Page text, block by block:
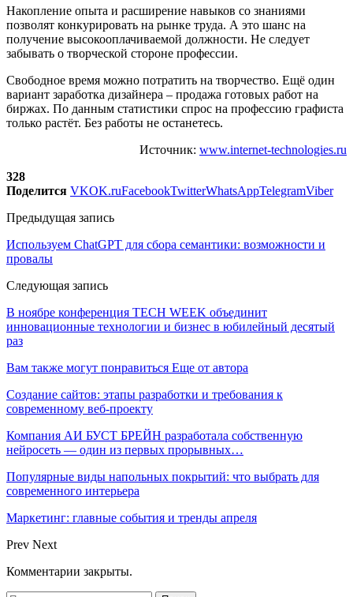
Накопление опыта и расширение навыков со знаниями
позволят конкурировать на рынке труда. А это шанс на
получение высокооплачиваемой должности. Не следует
забывать о творческой стороне профессии.
Свободное время можно потратить на творчество. Ещё один
вариант заработка дизайнера – продажа готовых работ на
биржах. По данным статистики спрос на профессию графиста
только растёт. Без работы не останетесь.
Источник: www.internet-technologies.ru
328
Поделится VKOK.ruFacebookTwitterWhatsAppTelegramViber
Предыдущая запись
Используем ChatGPT для сбора семантики: возможности и
провалы
Следующая запись
В ноябре конференция TECH WEEK объединит
инновационные технологии и бизнес в юбилейный десятый
раз
Вам также могут понравиться Еще от автора
Создание сайтов: этапы разработки и требования к
современному веб-проекту
Компания АИ БУСТ БРЕЙН разработала собственную
нейросеть — один из первых прорывных…
Популярные виды напольных покрытий: что выбрать для
современного интерьера
Маркетинг: главные события и тренды апреля
Prev Next
Комментарии закрыты.